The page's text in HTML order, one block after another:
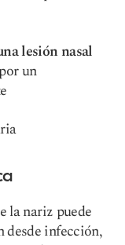
lesión nasal
un
la nariz puede
desde infección,